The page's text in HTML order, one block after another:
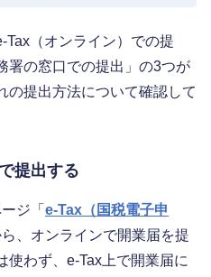
Tax（オンライン）での提
署の窓口での提出」の3つが
の提出方法について確認して
提出する
ジ「 e-Tax（国税電子申
ら、オンラインで開業届を提
使わず、e-Tax上で開業届に